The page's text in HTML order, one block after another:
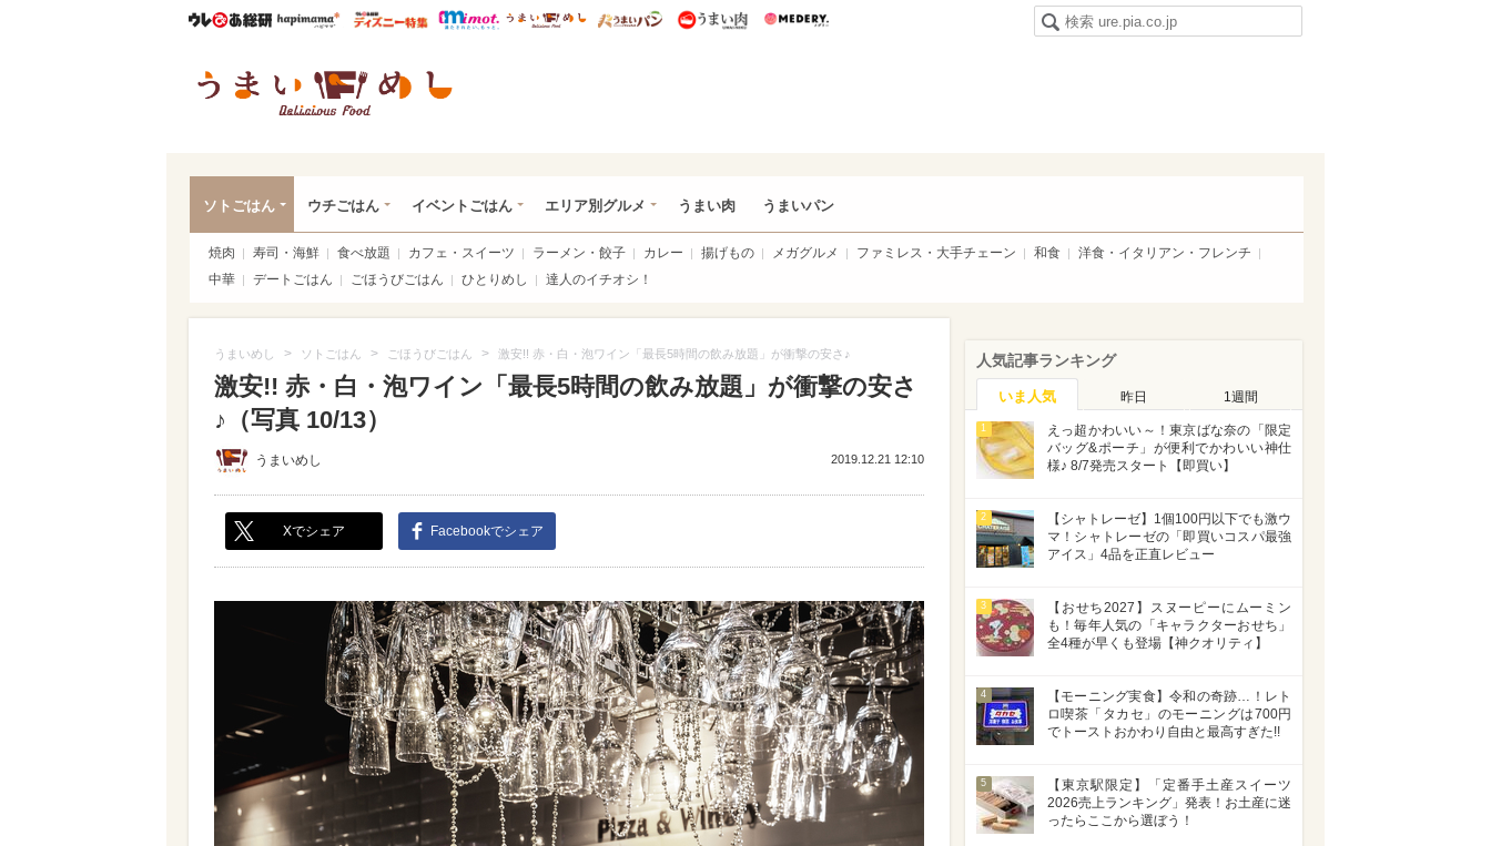
ウレぴあ総研ハピママ* ウレぴあ総研 ディズニー特集
mimot. うまいめし うまいパン うまい肉
ソトごはん ウチごはん イベントごはん エリア別グルメ うまい肉 うまいパン
焼肉 寿司・海鮮 食べ放題 カフェ・スイーツ ラーメン・餃子 カレー 揚げもの メガグルメ ファミレス・大手チェーン 和食
洋食・イタリアン・フレンチ
中華
デートごはん ごほうびごはん ひとりめし 達人のイチオシ！
うまいめし > ソトごはん > ごほうびごはん > 激安!! 赤・白・泡ワイン「最長5時間の飲み放題」が衝撃の安さ♪
激安!! 赤・白・泡ワイン「最長5時間の飲み放題」が衝撃の安さ
♪（写真 10/13）
うまいめし 2019.12.21 12:10
Xでシェア Facebookでシェア
人気記事ランキング
いま人気 昨日 1週間
1
えっ超かわいい～！東京ばな奈の「限定
バッグ&ポーチ」が便利でかわいい神仕
様♪ 8/7発売スタート【即買い】
2
【シャトレーゼ】1個100円以下でも激ウ
マ！シャトレーゼの「即買いコスパ最強
アイス」4品を正直レビュー
3
【おせち2027】スヌーピーにムーミン
も！毎年人気の「キャラクターおせち」
全4種が早くも登場【神クオリティ】
4
【モーニング実食】令和の奇跡…！レト
ロ喫茶「タカセ」のモーニングは700円
でトーストおかわり自由と最高すぎた!!
5
【東京駅限定】「定番手土産スイーツ
2026売上ランキング」発表！お土産に迷
ったらここから選ぼう！